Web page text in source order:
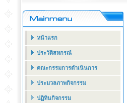
หน้าแรก
ประวัติสหกรณ์
คณะกรรมการดำเนินการ
ประมวลภาพกิจกรรม
ปฏิทินกิจกรรม